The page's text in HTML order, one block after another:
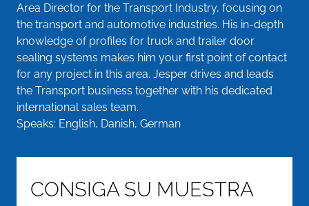
Area Director for the Transport Industry, focusing on
the transport and automotive industries. His in-depth
knowledge of profiles for truck and trailer door
sealing systems makes him your first point of contact
for any project in this area. Jesper drives and leads
the Transport business together with his dedicated
international sales team.
Speaks: English, Danish, German
CONSIGA SU MUESTRA